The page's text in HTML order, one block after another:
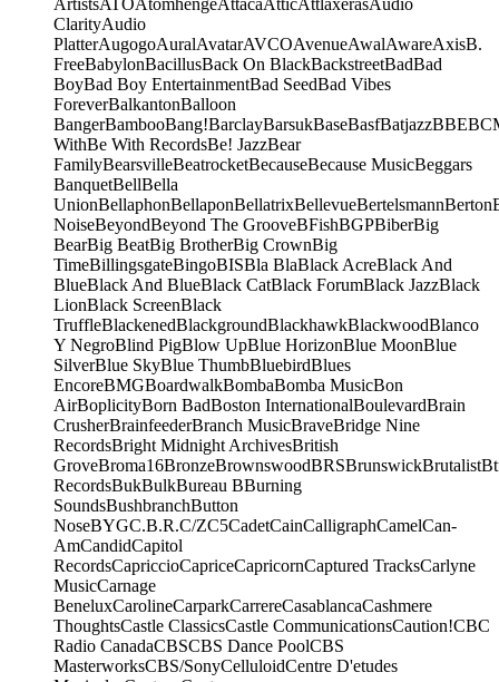
ArtistsATOAtomhengeAttacaAtticAttlaxerasAudio
ClarityAudio
PlatterAugogoAuralAvatarAVCOAvenueAwalAwareAxisB.
FreeBabylonBacillusBack On BlackBackstreetBadBad
BoyBad Boy EntertainmentBad SeedBad Vibes
ForeverBalkantonBalloon
BangerBambooBang!BarclayBarsukBaseBasfBatjazzBBE
WithBe With RecordsBe! JazzBear
FamilyBearsvilleBeatrocketBecauseBecause MusicBeggars
BanquetBellBella
UnionBellaphonBellaponBellatrixBellevueBertelsmannBerton
NoiseBeyondBeyond The GrooveBFishBGPBiberBig
BearBig BeatBig BrotherBig CrownBig
TimeBillingsgateBingoBISBla BlaBlack AcreBlack And
BlueBlack And BlueBlack CatBlack ForumBlack JazzBlack
LionBlack ScreenBlack
TruffleBlackenedBlackgroundBlackhawkBlackwoodBlanco
Y NegroBlind PigBlow UpBlue HorizonBlue MoonBlue
SilverBlue SkyBlue ThumbBluebirdBlues
EncoreBMGBoardwalkBombaBomba MusicBon
AirBoplicityBorn BadBoston InternationalBoulevardBrain
CrusherBrainfeederBranch MusicBraveBridge Nine
RecordsBright Midnight ArchivesBritish
GroveBroma16BronzeBrownswoodBRSBrunswickBrutalist
RecordsBukBulkBureau BBurning
SoundsBushbranchButton
NoseBYGC.B.R.C/ZC5CadetCainCalligraphCamelCan-
AmCandidCapitol
RecordsCapriccioCapriceCapricornCaptured TracksCarlyne
MusicCarnage
BeneluxCarolineCarparkCarrereCasablancaCashmere
ThoughtsCastle ClassicsCastle CommunicationsCaution!CBC
Radio CanadaCBSCBS Dance PoolCBS
MasterworksCBS/SonyCelluloidCentre D'etudes